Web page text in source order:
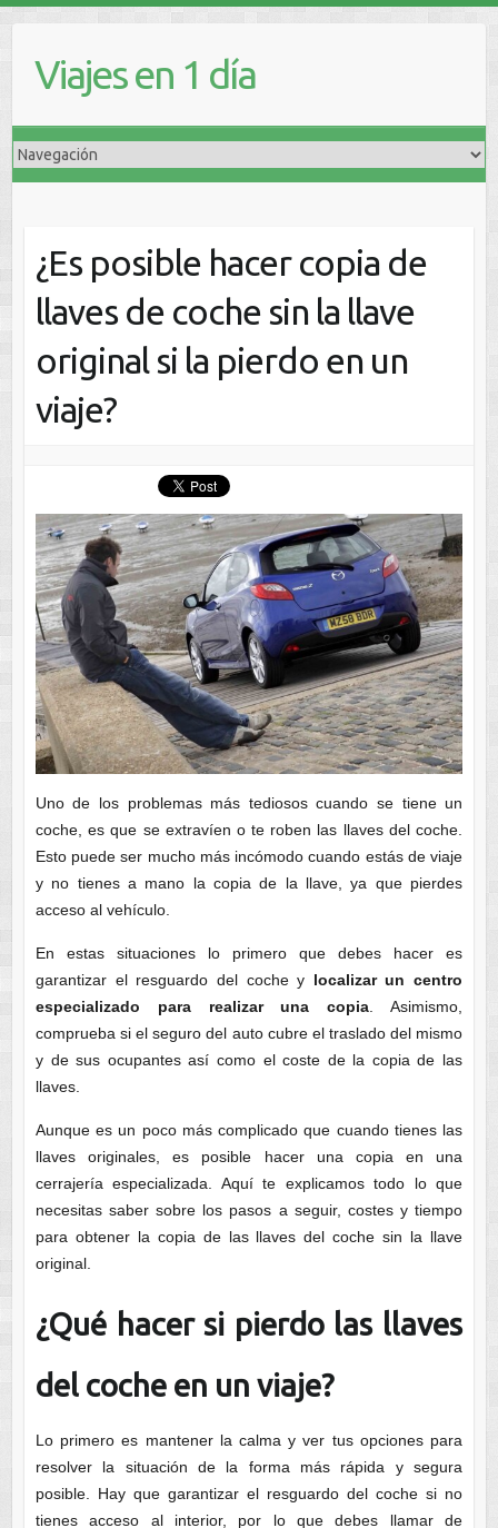
Viajes en 1 día
¿Es posible hacer copia de
llaves de coche sin la llave
original si la pierdo en un
viaje?
Uno de los problemas más tediosos cuando se tiene un
coche, es que se extravíen o te roben las llaves del coche.
Esto puede ser mucho más incómodo cuando estás de viaje
y no tienes a mano la copia de la llave, ya que pierdes
acceso al vehículo.
En estas situaciones lo primero que debes hacer es
garantizar el resguardo del coche y localizar un centro
especializado para realizar una copia. Asimismo,
comprueba si el seguro del auto cubre el traslado del mismo
y de sus ocupantes así como el coste de la copia de las
llaves.
Aunque es un poco más complicado que cuando tienes las
llaves originales, es posible hacer una copia en una
cerrajería especializada. Aquí te explicamos todo lo que
necesitas saber sobre los pasos a seguir, costes y tiempo
para obtener la copia de las llaves del coche sin la llave
original.
¿Qué hacer si pierdo las llaves
del coche en un viaje?
Lo primero es mantener la calma y ver tus opciones para
resolver la situación de la forma más rápida y segura
posible. Hay que garantizar el resguardo del coche si no
tienes acceso al interior, por lo que debes llamar de